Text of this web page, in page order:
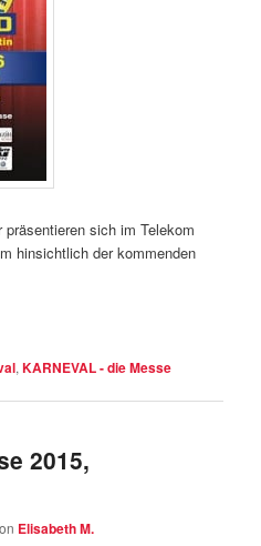
sich im Telekom
hinsichtlich der kommenden
,KARNEVAL - die Messe
2015,
Elisabeth M.